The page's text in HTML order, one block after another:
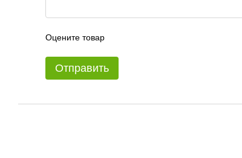
Оцените товар
Отправить